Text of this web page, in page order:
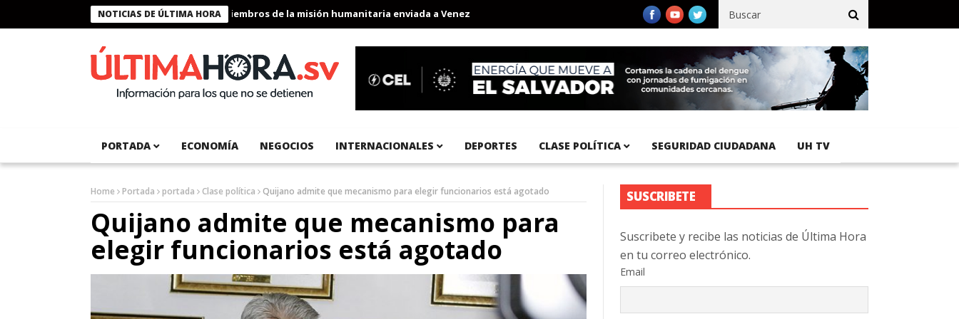
NOTICIAS DE ÚLTIMA HORA
Presidente Bukele condecora a miembros de la misión humanitaria enviada a Venezuela Aeropuerto Internacional del Pacífico registra 92 % de avance en obras de terracería
PORTADA ECONOMÍA NEGOCIOS INTERNACIONALES DEPORTES CLASE POLÍTICA SEGURIDAD CIUDADANA UH TV
Home Portada portada Clase política Quijano admite que mecanismo para elegir funcionarios está agotado
Quijano admite que mecanismo para
elegir funcionarios está agotado
SUSCRIBETE
Suscribete y recibe las noticias de Última Hora
en tu correo electrónico.
Email